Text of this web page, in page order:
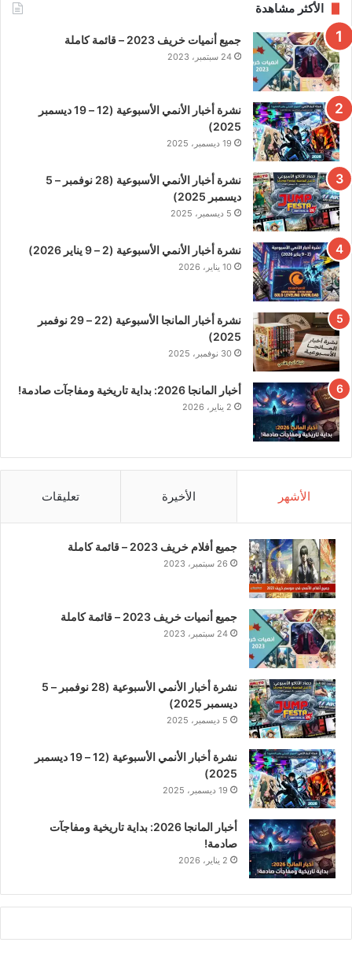
الأكثر مشاهدة
جميع أنميات خريف 2023 – قائمة كاملة
24 سبتمبر، 2023
نشرة أخبار الأنمي الأسبوعية (12 – 19 ديسمبر
2025)
19 ديسمبر، 2025
نشرة أخبار الأنمي الأسبوعية (28 نوفمبر – 5
ديسمبر 2025)
5 ديسمبر، 2025
نشرة أخبار الأنمي الأسبوعية (2 – 9 يناير 2026)
10 يناير، 2026
نشرة أخبار المانجا الأسبوعية (22 – 29 نوفمبر
2025)
30 نوفمبر، 2025
أخبار المانجا 2026: بداية تاريخية ومفاجآت صادمة!
2 يناير، 2026
الأشهر الأخيرة تعليقات
جميع أفلام خريف 2023 – قائمة كاملة
26 سبتمبر، 2023
جميع أنميات خريف 2023 – قائمة كاملة
24 سبتمبر، 2023
نشرة أخبار الأنمي الأسبوعية (28 نوفمبر – 5
ديسمبر 2025)
5 ديسمبر، 2025
نشرة أخبار الأنمي الأسبوعية (12 – 19 ديسمبر
2025)
19 ديسمبر، 2025
أخبار المانجا 2026: بداية تاريخية ومفاجآت
صادمة!
2 يناير، 2026